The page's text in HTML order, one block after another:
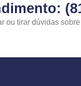
ou tirar dúvidas